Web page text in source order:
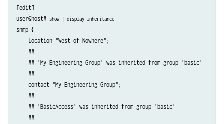
[edit]
user@host# show | display inheritance
snmp {
    location "West of Nowhere";
    ##
    ## 'My Engineering Group' was inherited from group 'basic'
    ##
    contact "My Engineering Group";
    ##
    ## 'BasicAccess' was inherited from group 'basic'
    ##